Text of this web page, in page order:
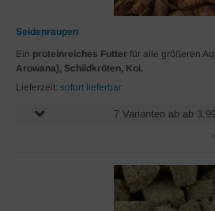
Seidenraupen
Ein proteinreiches Futter für alle größeren
Arowana), Schildkröten, Koi.
Lieferzeit: sofort lieferbar
7 Varianten ab ab